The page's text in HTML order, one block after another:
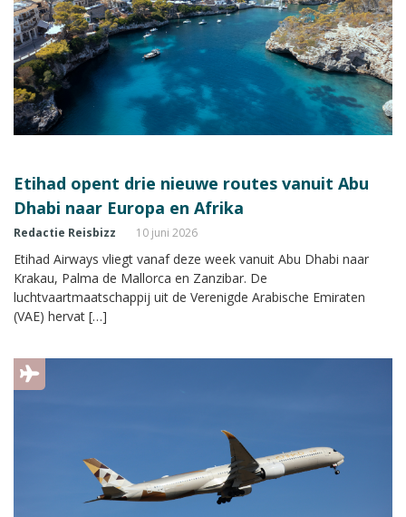
Etihad opent drie nieuwe routes vanuit Abu
Dhabi naar Europa en Afrika
Redactie Reisbizz 10 juni 2026
Etihad Airways vliegt vanaf deze week vanuit Abu Dhabi naar
Krakau, Palma de Mallorca en Zanzibar. De
luchtvaartmaatschappij uit de Verenigde Arabische Emiraten
(VAE) hervat […]